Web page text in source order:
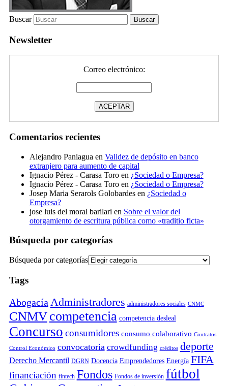
Buscar
Newsletter
Correo electrónico:
Comentarios recientes
Alejandro Paniagua en Validez de depósito en banco
extranjero para aumento de capital
Ignacio Pérez - Carasa Toroen ¿Sociedad o Empresa?
Ignacio Pérez - Carasa Toroen ¿Sociedad o Empresa?
Josep Maria Serarols Golobardesen ¿Sociedad o
Empresa?
jose luis del moral barilari en Sobre el valor del
otorgamiento de escritura pública como «traditio ficta»
Búsqueda por categorías
Búsqueda por categorías
Tags
Abogacía Administradores administradores sociales CNMC
CNMV competencia competencia desleal
Concurso consumidores consumo colaborativo Contratos
Control Económico convocatoria crowdfunding créditos deporte
Derecho Mercantil DGRN Docencia Emprendedores Energía FIFA
financiación fintech Fondos Fondos de inversión fútbol